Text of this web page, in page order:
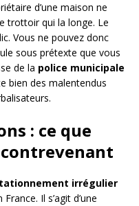
d’une maison ne
trottoir qui la longe. Le
Vous ne pouvez donc
sous prétexte que vous
de la police municipale
bien des malentendus
: ce que
irrégulier
France. Il s’agit d’une